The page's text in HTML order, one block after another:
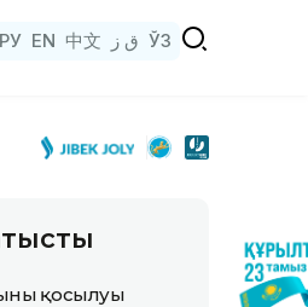
РУ EN 中文 ق ز ЎЗ
қосылуы